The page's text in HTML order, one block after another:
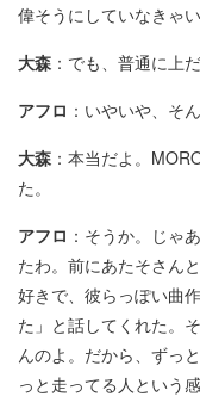
偉そうにしていなきゃ
大森 ：でも、普通に上
アフロ ：いやいや、そ
大森 ：本当だよ。
た。
アフロ ：そうか。じゃ
たわ。前にあたそさん
好きで、彼らっぽい曲
た」と話してくれた。
んのよ。だから、ずっ
っと走ってる人という